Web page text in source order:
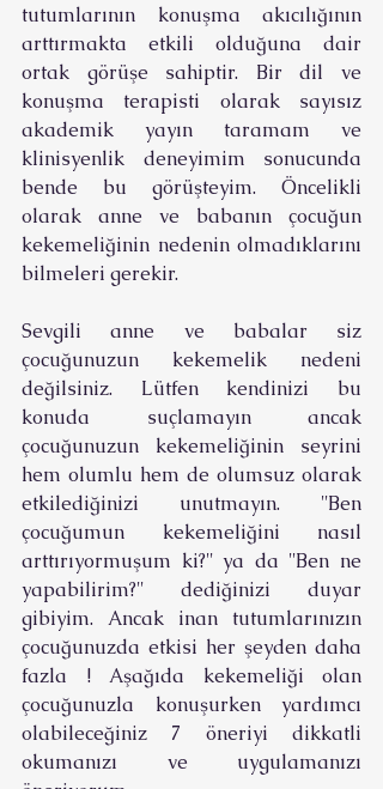
tutumlarının konuşma akıcılığının
arttırmakta etkili olduğuna dair
ortak görüşe sahiptir. Bir dil ve
konuşma terapisti olarak sayısız
akademik yayın taramam ve
klinisyenlik deneyimim sonucunda
bende bu görüşteyim. Öncelikli
olarak anne ve babanın çocuğun
kekemeliğinin nedenin olmadıklarını
bilmeleri gerekir.
Sevgili anne ve babalar siz
çocuğunuzun kekemelik nedeni
değilsiniz. Lütfen kendinizi bu
konuda suçlamayın ancak
çocuğunuzun kekemeliğinin seyrini
hem olumlu hem de olumsuz olarak
etkilediğinizi unutmayın. ''Ben
çocuğumun kekemeliğini nasıl
arttırıyormuşum ki?'' ya da ''Ben ne
yapabilirim?'' dediğinizi duyar
gibiyim. Ancak inan tutumlarınızın
çocuğunuzda etkisi her şeyden daha
fazla ! Aşağıda kekemeliği olan
çocuğunuzla konuşurken yardımcı
olabileceğiniz 7 öneriyi dikkatli
okumanızı ve uygulamanızı